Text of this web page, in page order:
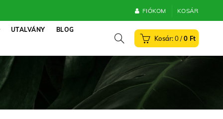
FIÓKOM KOSÁR
UTALVÁNY BLOG
0 / 0 Ft